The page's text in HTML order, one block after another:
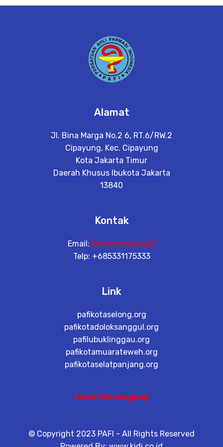
Alamat
Jl. Bina Marga No.2 6, RT.6/RW.2
Cipayung, Kec. Cipayung
Kota Jakarta Timur
Daerah Khusus Ibukota Jakarta
13840
Kontak
Email: [email protected]
Telp: +685331175333
Link
pafikotaselong.org
pafikotadoloksanggul.org
pafilubuklinggau.org
pafikotamuarateweh.org
pafikotaselatpanjang.org
Lihat link lengkap
© Copyright 2023 PAFI - All Rights Reserved